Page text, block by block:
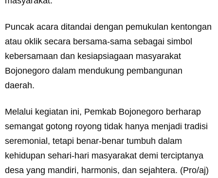
Puncak acara ditandai dengan pemukulan kentongan
atau oklik secara bersama-sama sebagai simbol
kebersamaan dan kesiapsiagaan masyarakat
Bojonegoro dalam mendukung pembangunan
daerah.
Melalui kegiatan ini, Pemkab Bojonegoro berharap
semangat gotong royong tidak hanya menjadi tradisi
seremonial, tetapi benar-benar tumbuh dalam
kehidupan sehari-hari masyarakat demi terciptanya
desa yang mandiri, harmonis, dan sejahtera. (Pro/aj)